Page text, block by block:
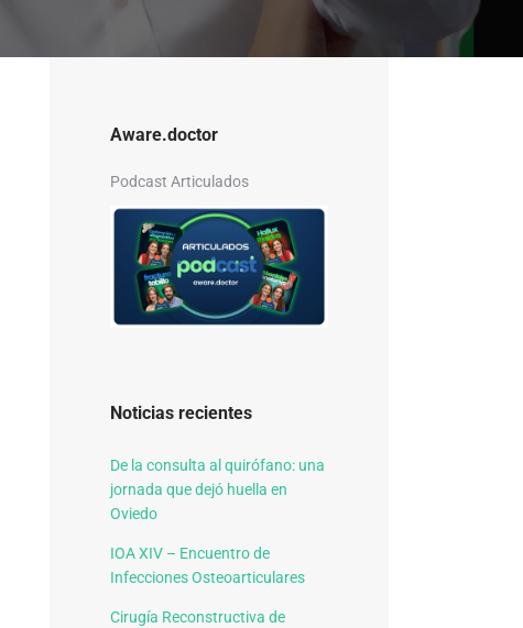
Aware.doctor
Podcast Articulados
Noticias recientes
De la consulta al quirófano: una
jornada que dejó huella en
Oviedo
IOA XIV – Encuentro de
Infecciones Osteoarticulares
Cirugía Reconstructiva de